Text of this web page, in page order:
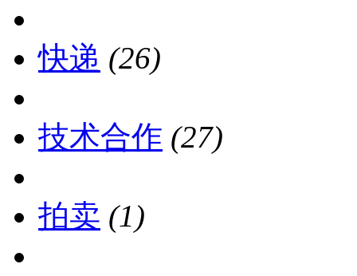
快递 (26)
技术合作 (27)
拍卖 (1)